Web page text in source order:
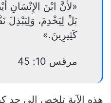
«لأَنَّ ابْنَ الإِنْسَانِ
بَلْ لِيَخْدِمَ، وَلِيَبْذِلَ
كَثِيرِينَ.»
مرقس 10: 45
هذه الآية تلخص إلى حد